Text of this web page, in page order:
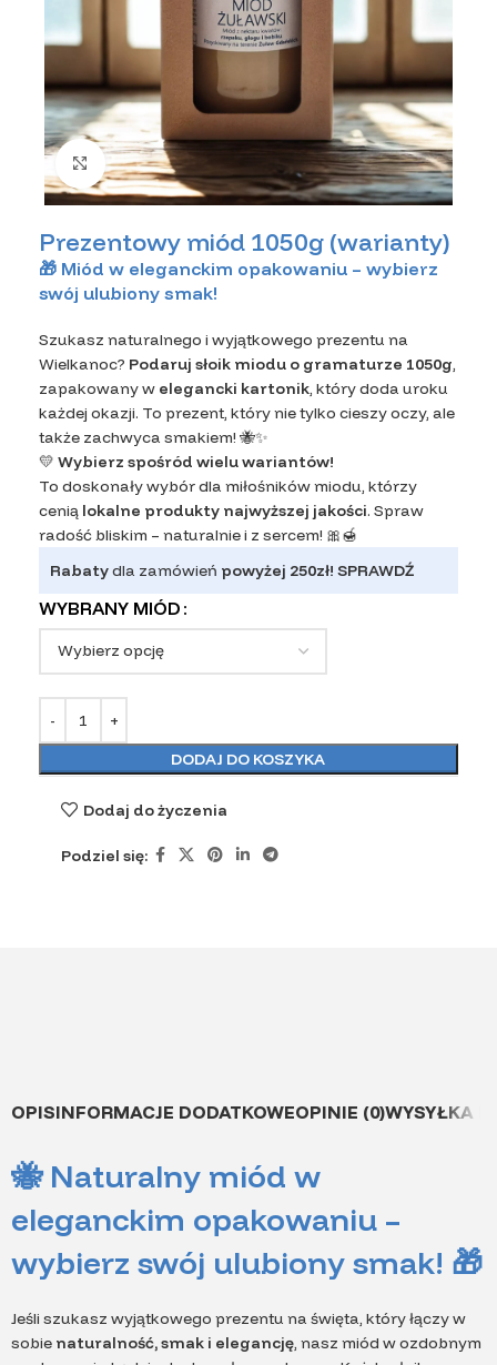
Kliknij, aby powiększyć zdjęcie
Prezentowy miód 1050g (warianty)
🎁 Miód w eleganckim opakowaniu – wybierz
swój ulubiony smak!
Szukasz naturalnego i wyjątkowego prezentu na
Wielkanoc? Podaruj słoik miodu o gramaturze 1050g,
zapakowany w elegancki kartonik, który doda uroku
każdej okazji. To prezent, który nie tylko cieszy oczy, ale
także zachwyca smakiem! 🐝✨
💛 Wybierz spośród wielu wariantów!
To doskonały wybór dla miłośników miodu, którzy
cenią lokalne produkty najwyższej jakości. Spraw
radość bliskim – naturalnie i z sercem! 🎀🍯
Rabatydla zamówień powyżej 250zł! SPRAWDŹ
WYBRANY MIÓD
DODAJ DO KOSZYKA
Dodaj do życzenia
Podziel się:
OPISINFORMACJE DODATKOWEOPINIE (0)WYSYŁKA I
🐝 Naturalny miód w
eleganckim opakowaniu –
wybierz swój ulubiony smak! 🎁
Jeśli szukasz wyjątkowego prezentu na święta, który łączy w
sobie naturalność, smak i elegancję, nasz miód w ozdobnym